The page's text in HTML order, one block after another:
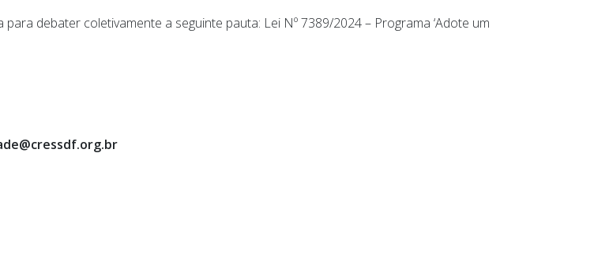
debater coletivamente a seguinte pauta: Lei Nº 7389/2024 – Programa ‘Adote um